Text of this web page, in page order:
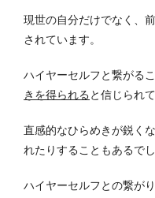
現世の自分だけでなく、
されています。
ハイヤーセルフと繋がるこ
きを得られる と信じられ
直感的なひらめきが鋭く
れたりすることもあるでし
ハイヤーセルフとの繋が